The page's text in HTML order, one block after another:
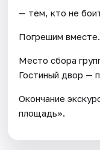
— тем, кто не
Погрешим
Место сбора
Гостиный двор —
Окончание
площадь».